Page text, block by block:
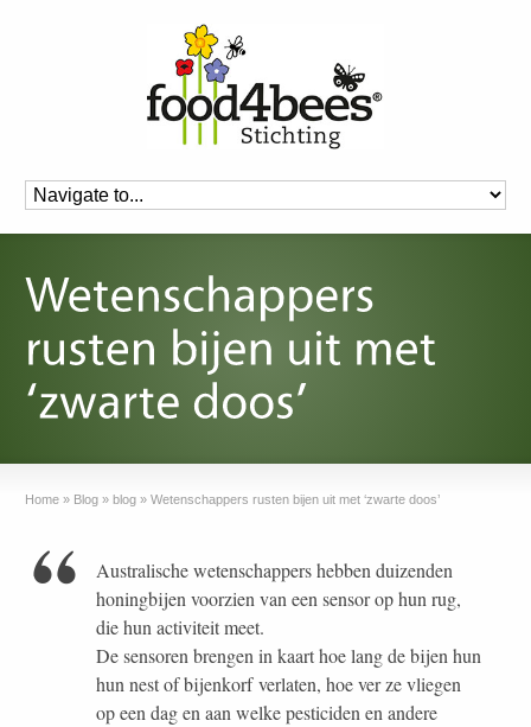
Home » Blog » blog » Wetenschappers rusten bijen uit met ‘zwarte doos’
Australische wetenschappers hebben duizenden
honingbijen voorzien van een sensor op hun rug,
die hun activiteit meet.
De sensoren brengen in kaart hoe lang de bijen hun
hun nest of bijenkorf verlaten, hoe ver ze vliegen
op een dag en aan welke pesticiden en andere